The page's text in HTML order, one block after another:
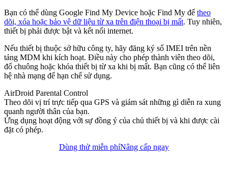
Bạn có thể dùng Google Find My Device hoặc Find My để theo
dõi, xóa hoặc bảo vệ dữ liệu từ xa trên điện thoại bị mất. Tuy nhiên,
thiết bị phải được bật và kết nối internet.
Nếu thiết bị thuộc sở hữu công ty, hãy đăng ký số IMEI trên nền
tảng MDM khi kích hoạt. Điều này cho phép thành viên theo dõi,
đổ chuông hoặc khóa thiết bị từ xa khi bị mất. Bạn cũng có thể liên
hệ nhà mạng để hạn chế sử dụng.
AirDroid Parental Control
Theo dõi vị trí trực tiếp qua GPS và giám sát những gì diễn ra xung
quanh người thân của bạn.
Ứng dụng hoạt động với sự đồng ý của chủ thiết bị và khi được cài
đặt có phép.
Dùng thử miễn phíNâng cấp ngay